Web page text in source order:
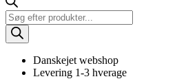
Products
search
Danskejet webshop
Levering 1-3 hverage